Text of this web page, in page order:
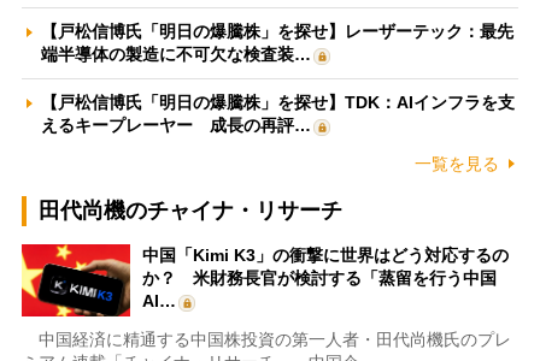
【戸松信博氏「明日の爆騰株」を探せ】レーザーテック：最先
端半導体の製造に不可欠な検査装…
【戸松信博氏「明日の爆騰株」を探せ】TDK：AIインフラを支
えるキープレーヤー 成長の再評…
一覧を見る
田代尚機のチャイナ・リサーチ
中国「Kimi K3」の衝撃に世界はどう対応するの
か？ 米財務長官が検討する「蒸留を行う中国
AI…
中国経済に精通する中国株投資の第一人者・田代尚機氏のプレ